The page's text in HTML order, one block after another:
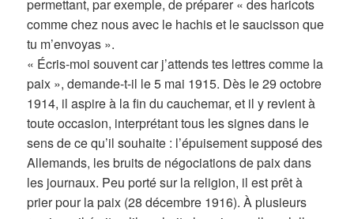
permettant, par exemple, de préparer « des haricots
comme chez nous avec le hachis et le saucisson que
tu m’envoyas ».
« Écris-moi souvent car j’attends tes lettres comme la
paix », demande-t-il le 5 mai 1915. Dès le 29 octobre
1914, il aspire à la fin du cauchemar, et il y revient à
toute occasion, interprétant tous les signes dans le
sens de ce qu’il souhaite : l’épuisement supposé des
Allemands, les bruits de négociations de paix dans
les journaux. Peu porté sur la religion, il est prêt à
prier pour la paix (28 décembre 1916). À plusieurs